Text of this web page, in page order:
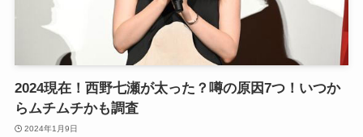
2024現在！西野七瀬が太った？噂の原因7つ！いつか
らムチムチかも調査
2024年1月9日